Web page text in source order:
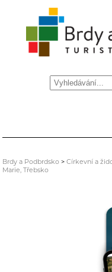
Brdy a Podbrdsko >Církevní a
Marie, Třebsko